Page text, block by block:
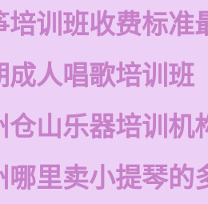
培训班收费标准
成人唱歌培训班
仓山乐器培训机
哪里卖小提琴的